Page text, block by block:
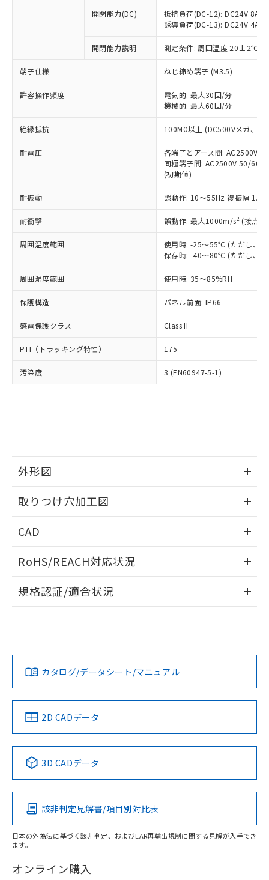
開閉能力(DC)
抵抗負荷(DC-12): DC24V 8A/
誘導負荷(DC-13): DC24V 4A/
開閉能力説明 測定条件: 周囲温度 20±2℃、
端子仕様 ねじ締め端子 (M3.5)
許容操作頻度
電気的: 最大30回/分
機械的: 最大60回/分
絶縁抵抗 100MΩ以上 (DC500Vメガ、点
耐電圧
各端子とアース間: AC2500V
同極端子間: AC2500V 50/
(初期値)
耐振動 誤動作: 10～55Hz 複振幅
耐衝撃 誤動作: 最大1000m/s2 (接点
周囲温度範囲
使用時: -25～55℃ (ただし、氷
保存時: -40～80℃ (ただし、氷
周囲湿度範囲 使用時: 35～85%RH
保護構造 パネル前面: IP66
感電保護クラス Class II
PTI（トラッキング特性） 175
汚染度 3 (EN60947-5-1)
外形図
取りつけ穴加工図
CAD
ドすることができます。
ログイン/会員登録
ダウンロードデータをご利用いただく前に、以下を必ずお読
みください。
ソフトウェアの使用条件
RoHS/REACH対応状況
EU RoHS 注意事項・凡例
対応済み
中国 RoHS 注意事項・凡例
Pb Hg Cd Cr(VI)
O
在庫等で未対応品が混在する可能性があります。
規格認証/適合状況
カタログ/データシート/マニュアル
2D CADデータ
3D CADデータ
該非判定見解書/項目別対比表
日本の外為法に基づく該非判定、およびEAR再輸出規制に関する見解が入手でき
ます。
オンライン購入
ことをご了承ください。
在庫状況および標準価格照会結果は、
記載している更新日時点での社内デー
タに基づき作成されるものであり、閲
覧された時点での実際の在庫および標
準価格とは異なる場合があることをご
正式な納期状況および標準価格はお客
様のお取引先、またはお客様担当のオ
ムロン制御機器販売店・当社販売員に
オムロン制御機器販売店や当社販売拠
販売ネットワーク
」をご確認
在庫状況および標準価格結果を当社の
事前の承諾なく第三者に漏洩または開
示しないようお願いします。
マイパーツ機能（部品リスト作成サー
ビス）をご利用いただくには、I-Web
メンバーズにご登録されている必要が
お客様が当ウェブサイト上で当社にご
登録された部品リストについて、当社
および当社の共同利用者が、当社の製
品・サービスに関するお客様との取
引・商談に必要な範囲で利用すること
※当社の共同利用者とは、"個人情報
の「1.共同利
用者の範囲」に記載されている法人を
いたものが、含有品と判明した場合などや
むを得ず変更することがあります。
*EU RoHS指令（10物質）：
鉛(Pb) 1000ppm以下、 水銀(Hg) 1000ppm以下、 カド
六価クロム(Cr(Ⅵ)) 1000ppm以下、ポリ臭化ビフェニル
類(PBB) 1000ppm以下、ポリ臭化ジフェニルエーテル類
(PBDE) 1000ppm以下、フタル酸ビス(2-エチルヘキシ
ル) (DEHP)(別名：DOP) 1000ppm以下、フタル酸ブチ
ルベンジル（BBP） 1000ppm以下、フタル酸ジブチル
（DBP） 1000ppm以下、フタル酸ジイソブチル
(DIBP) 1000ppm以下
但し、RoHS指令で産業用監視および制御機器に対する
フタル酸エステル類の４物質については閾値を超える意
図的な使用がないことを確認しています。
部品在庫の切り替え状況などにより、予定
月が前後することがあります。
※3 非含有証明書ダウンロード
下記の非含有証明書をダウンロードするこ
とができます。
EU RoHS指令（10物質）の非含有証明書
51物質の非含有証明書（当社基準）
※本証明書は発行日時点で非含有を証明す
るもので、過去に遡って非含有を証明する
していることから、特段のことがない限
り、2022年1月12日より割愛しておりま
す。
基準値を超えていることを示します。
「－」：未確認です。当社販売部門へお問
ム) : 100ppm、
Cr(Ⅵ)(六価クロム) : 1000ppm、 PBBs(ポリ臭化ビフェ
ニル類) : 1000ppm、 PBDEs(ポリ臭化ジフェニルエーテ
ル類) : 1000ppm、
DBP(フタル酸ジブチル) : 1000ppm、 DIBP(フタル酸ジ
イソブチル) : 1000ppm、 BBP(フタル酸ブチルベンジ
ル) : 1000ppm、
DEHP(フタル酸ビス(2-エチルヘキシル)) : 1000ppm
「ｅ」：有害物質（10物質）のすべてが基
準値以下であることを示します。
「10」：通常の使用状況下において有害物
質が外部に漏えいし、環境に深刻な影響を
及ぼさない年数を意味します。
「－」：未確認です。当社販売部門へお問
い合わせください。
当社は、これら貴社製品のうち、外国
為替および外国貿易法に定める商品
（以下｢規制貨物等」という）を輸出
または国外への提供する場合は、日本
国政府の輸出許可(または役務取引許
可)を取得するなどの必要な手続きを
当社は規制貨物を破棄する場合は、完
全に破砕するなど、違法に輸出されな
いよう必要な手段を講じます。
当社は貴社製品を、核兵器、ミサイ
ル、化学兵器、生物兵器またはその他
武器並びにこれらの製造装置等に一切
当社は、貴社製品を第三者に販売する
場合は、上記1、2および3の内容を当
該第三者に通知します。また当社は、
販売先および販売に係わる関係者が違
法に輸出するおそれがある場合は、取
り引きをいたしません。
キャンセル
説明
○ 一定数以上の在庫あり
一定数には満たないが在庫あり
在庫なし(最新の在庫状況につ
いては、お客様のお取引先、ま
たはお客様担当のオムロン制御
機器販売店・当社販売員にご確
白
受注生産機種、また在庫状況の
情報を公開していない機種